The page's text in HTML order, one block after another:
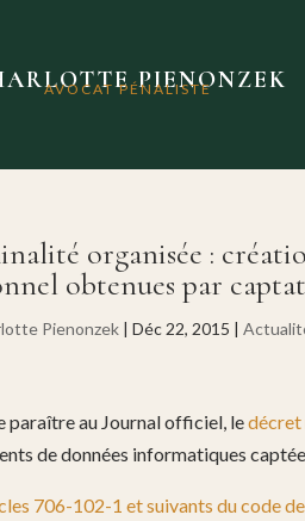
PIENONZEK
AVOCAT PÉNALISTE
organisée :
obtenues par
Pienonzek |Déc 22, 2015 |
paraître au Journal officiel, ledécret
de données informatiques
706-102-1 et suivants du code